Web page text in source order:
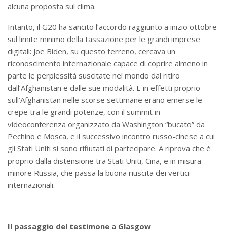
alcuna proposta sul clima.
Intanto, il G20 ha sancito l’accordo raggiunto a inizio ottobre
sul limite minimo della tassazione per le grandi imprese
digitali: Joe Biden, su questo terreno, cercava un
riconoscimento internazionale capace di coprire almeno in
parte le perplessità suscitate nel mondo dal ritiro
dall’Afghanistan e dalle sue modalità. E in effetti proprio
sull’Afghanistan nelle scorse settimane erano emerse le
crepe tra le grandi potenze, con il summit in
videoconferenza organizzato da Washington “bucato” da
Pechino e Mosca, e il successivo incontro russo-cinese a cui
gli Stati Uniti si sono rifiutati di partecipare. A riprova che è
proprio dalla distensione tra Stati Uniti, Cina, e in misura
minore Russia, che passa la buona riuscita dei vertici
internazionali.
Il passaggio del testimone a Glasgow